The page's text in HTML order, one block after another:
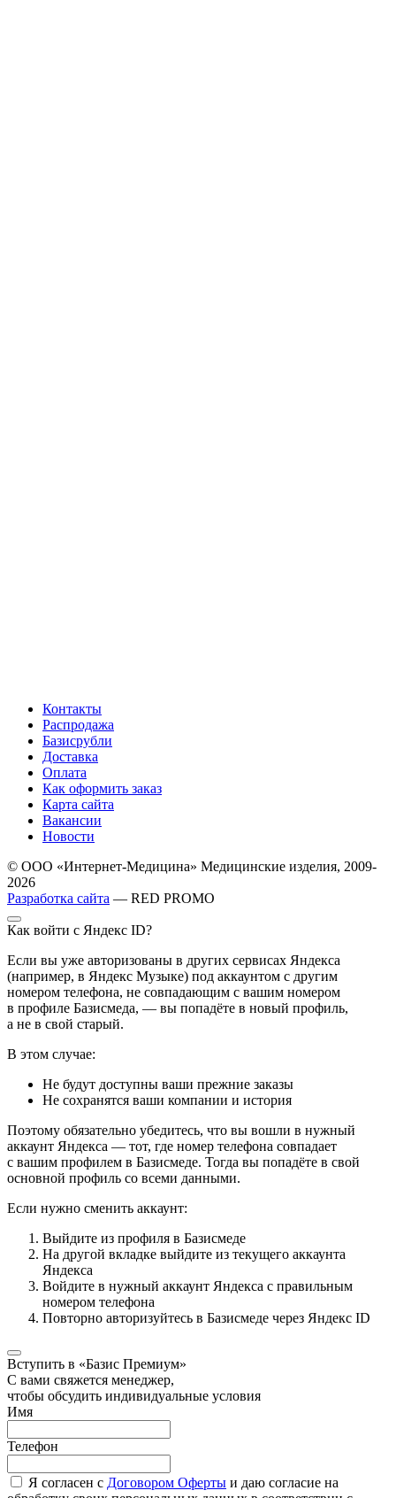
Контакты
Распродажа
Базисрубли
Доставка
Оплата
Как оформить заказ
Карта сайта
Вакансии
Новости
© ООО «Интернет-Медицина» Медицинские изделия, 2009-
2026
Разработка сайта — RED PROMO
Как войти с Яндекс ID?
Если вы уже авторизованы в других сервисах Яндекса
(например, в Яндекс Музыке) под аккаунтом с другим
номером телефона, не совпадающим с вашим номером
в профиле Базисмеда, — вы попадёте в новый профиль,
а не в свой старый.
В этом случае:
Не будут доступны ваши прежние заказы
Не сохранятся ваши компании и история
Поэтому обязательно убедитесь, что вы вошли в нужный
аккаунт Яндекса — тот, где номер телефона совпадает
с вашим профилем в Базисмеде. Тогда вы попадёте в свой
основной профиль со всеми данными.
Если нужно сменить аккаунт:
Выйдите из профиля в Базисмеде
На другой вкладке выйдите из текущего аккаунта
Яндекса
Войдите в нужный аккаунт Яндекса с правильным
номером телефона
Повторно авторизуйтесь в Базисмеде через Яндекс ID
Вступить в «Базис Премиум»
С вами свяжется менеджер,
чтобы обсудить индивидуальные условия
Имя
Телефон
Я согласен с Договором Оферты и даю согласие на